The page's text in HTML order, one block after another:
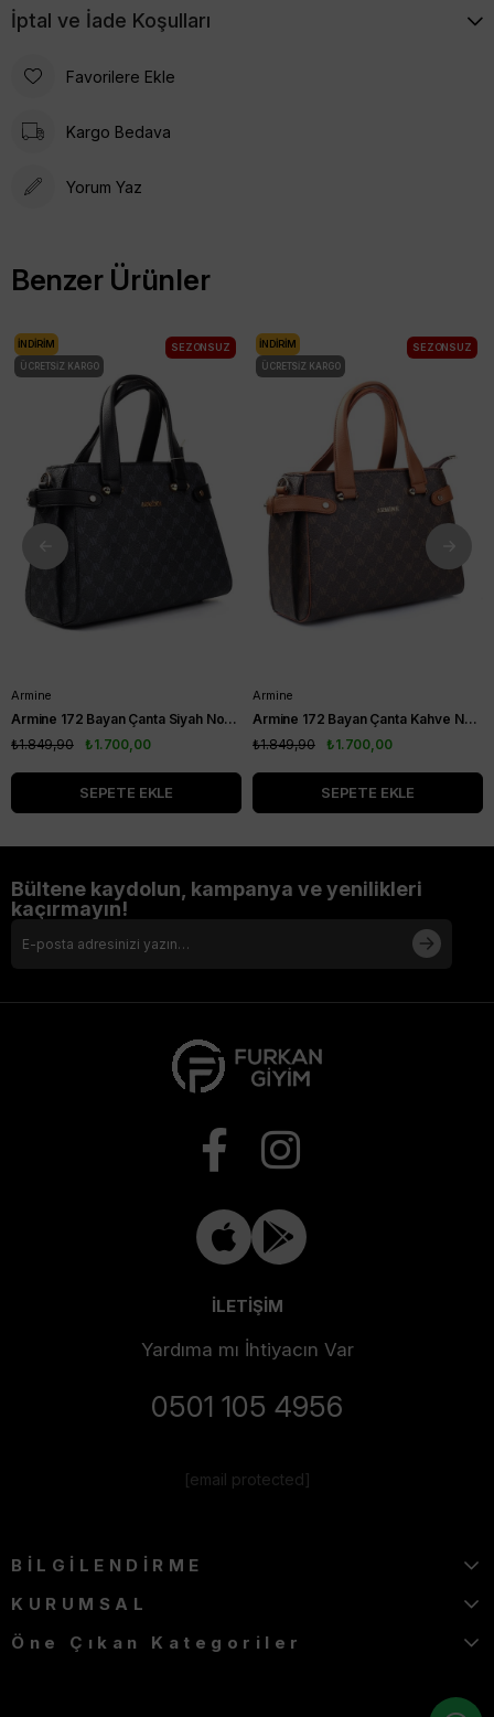
İptal ve İade Koşulları
Favorilere Ekle
Kargo Bedava
Yorum Yaz
Benzer Ürünler
Armine
Armine 172 Bayan Çanta Siyah Noktalı
₺1.700,00
₺1.849,90
SEPETE EKLE
İNDIRIM
ÜCRETSIZ KARGO
SEZONSUZ
Armine
Armine 172 Bayan Çanta Kahve Noktalı
₺1.700,00
₺1.849,90
SEPETE EKLE
İNDIRIM
ÜCRETSIZ KARGO
SEZONSUZ
Bültene kaydolun, kampanya ve yenilikleri
kaçırmayın!
İLETİŞİM
Yardıma mı İhtiyacın Var
0501 105 4956
[email protected]
BİLGİLENDİRME
KURUMSAL
Öne Çıkan Kategoriler